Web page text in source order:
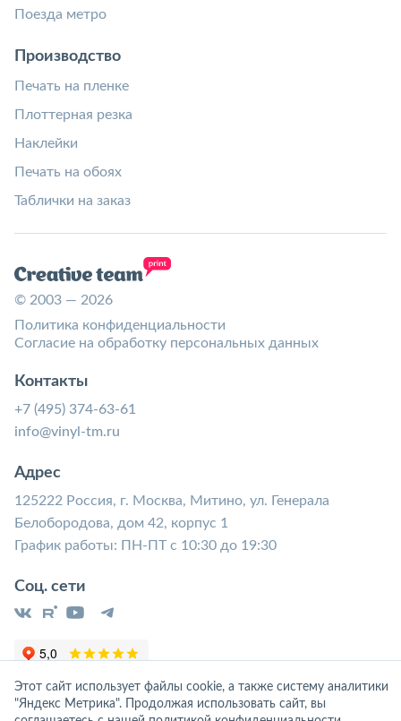
Поезда метро
Производство
Печать на пленке
Плоттерная резка
Наклейки
Печать на обоях
Таблички на заказ
© 2003 — 2026
Политика конфиденциальности
Согласие на обработку персональных данных
Контакты
+7 (495) 374-63-61
info@vinyl-tm.ru
Адрес
125222 Россия, г. Москва, Митино, ул. Генерала
Белобородова, дом 42, корпус 1
График работы: ПН-ПТ с 10:30 до 19:30
Соц. сети
Этот сайт использует файлы cookie, а также систему аналитики
"Яндекс Метрика". Продолжая использовать сайт, вы